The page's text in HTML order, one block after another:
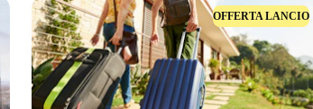
OFFERTA LANCIO